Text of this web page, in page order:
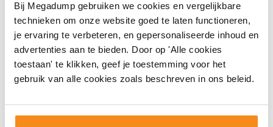
Bij Megadump gebruiken we cookies en vergelijkbare
technieken om onze website goed te laten functioneren,
je ervaring te verbeteren, en gepersonaliseerde inhoud en
advertenties aan te bieden. Door op 'Alle cookies
toestaan' te klikken, geef je toestemming voor het
gebruik van alle cookies zoals beschreven in ons beleid.